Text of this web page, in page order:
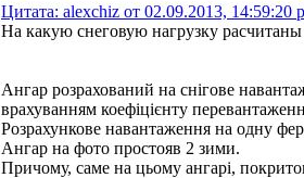
Цитата: alexchiz от 02.09.2013, 14:59:20
На какую снеговую нагрузку
Ангар розрахований на снігове
врахуванням коефіцієнту
Розрахункове навантаження на одну
Ангар на фото простояв 2 зими.
Причому, саме на цьому ангарі,